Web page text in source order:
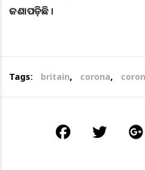
ଜଣାପଡ଼ିଛି ।
Tags: britain, corona,